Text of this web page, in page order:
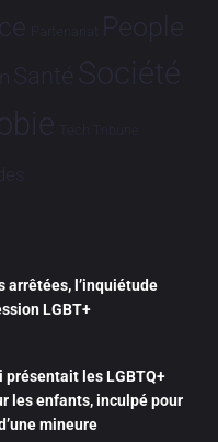
Partenariat People
Santé Société
Tech Tribune
arrêtées, l’inquiétude
LGBT+
présentait les LGBTQ+
les enfants, inculpé pour
mineure